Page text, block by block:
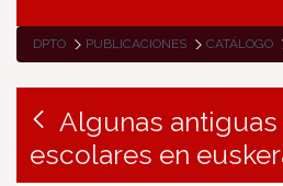
DPTO PUBLICACIONES CATÁLOGO
Algunas
escolares en